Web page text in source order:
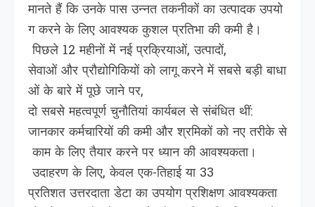
मानते हैं कि उनके पास उन्नत तकनीकों का उत्पादक उपयो
ग करने के लिए आवश्यक कुशल प्रतिभा की कमी है।
पिछले 12 महीनों में नई प्रक्रियाओं, उत्पादों,
सेवाओं और प्रौद्योगिकियों को लागू करने में सबसे बड़ी बाधा
ओं के बारे में पूछे जाने पर,
दो सबसे महत्वपूर्ण चुनौतियां कार्यबल से संबंधित थीं:
जानकार कर्मचारियों की कमी और श्रमिकों को नए तरीके से
काम के लिए तैयार करने पर ध्यान की आवश्यकता।
उदाहरण के लिए, केवल एक-तिहाई या 33
प्रतिशत उत्तरदाता डेटा का उपयोग प्रशिक्षण आवश्यकता